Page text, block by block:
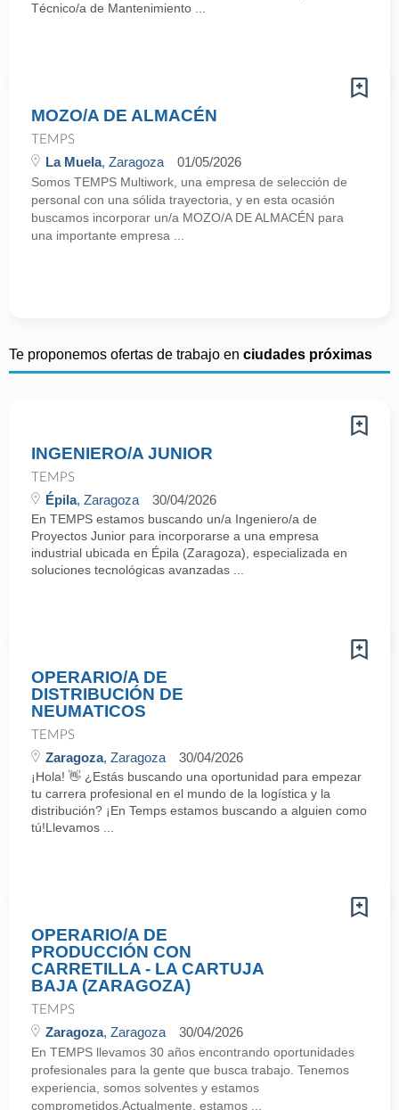
Técnico/a de Mantenimiento ...
MOZO/A DE ALMACÉN
TEMPS
La Muela, Zaragoza 01/05/2026
Somos TEMPS Multiwork, una empresa de selección de
personal con una sólida trayectoria, y en esta ocasión
buscamos incorporar un/a MOZO/A DE ALMACÉN para
una importante empresa ...
Te proponemos ofertas de trabajo en ciudades próximas
INGENIERO/A JUNIOR
TEMPS
Épila, Zaragoza 30/04/2026
En TEMPS estamos buscando un/a Ingeniero/a de
Proyectos Junior para incorporarse a una empresa
industrial ubicada en Épila (Zaragoza), especializada en
soluciones tecnológicas avanzadas ...
OPERARIO/A DE
DISTRIBUCIÓN DE
NEUMATICOS
TEMPS
Zaragoza, Zaragoza 30/04/2026
¡Hola! 👋 ¿Estás buscando una oportunidad para empezar
tu carrera profesional en el mundo de la logística y la
distribución? ¡En Temps estamos buscando a alguien como
tú!Llevamos ...
OPERARIO/A DE
PRODUCCIÓN CON
CARRETILLA - LA CARTUJA
BAJA (ZARAGOZA)
TEMPS
Zaragoza, Zaragoza 30/04/2026
En TEMPS llevamos 30 años encontrando oportunidades
profesionales para la gente que busca trabajo. Tenemos
experiencia, somos solventes y estamos
comprometidos.Actualmente, estamos ...